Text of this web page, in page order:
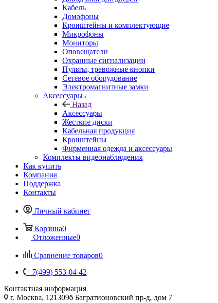
Кабель
Домофоны
Кронштейны и комплектующие
Микрофоны
Мониторы
Оповещатели
Охранные сигнализации
Пульты, тревожные кнопки
Сетевое оборудование
Электромагнитные замки
Аксессуары
Назад
Аксессуары
Жесткие диски
Кабельная продукция
Кронштейны
Фирменная одежда и аксессуары
Комплекты видеонаблюдения
Как купить
Компания
Поддержка
Контакты
Личный кабинет
Корзина0
Отложенные0
Сравнение товаров0
+7(499) 553-04-42
Контактная информация
г. Москва, 121309б Багратионовский пр-д, дом 7